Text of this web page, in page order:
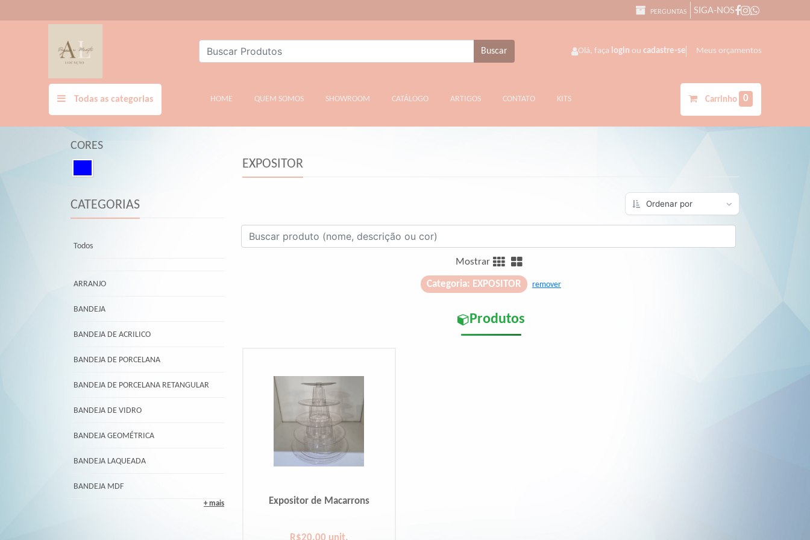
PERGUNTAS SIGA-NOS
Buscar Olá, faça login ou cadastre-se Meus orçamentos
Todas as categorias HOME (CURRENT)
QUEM SOMOS SHOWROOM CATÁLOGO ARTIGOS CONTATO KITS Carrinho 0
CORES
CATEGORIAS
Todos
ARRANJO
BANDEJA
BANDEJA DE ACRILICO
BANDEJA DE PORCELANA
BANDEJA DE PORCELANA RETANGULAR
BANDEJA DE VIDRO
BANDEJA GEOMÉTRICA
BANDEJA LAQUEADA
BANDEJA MDF
+ mais
EXPOSITOR
Mostrar
Categoria: EXPOSITOR remover
Produtos
Expositor de Macarrons
R$20.00 unit.